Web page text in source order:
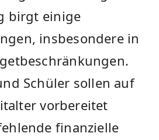
birgt einige
insbesondere in
Schüler ‍sollen auf
vorbereitet
finanzielle